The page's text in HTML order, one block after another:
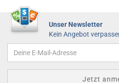
Unser Newsletter
Kein Angebot